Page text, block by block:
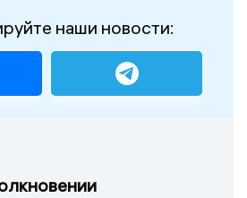
наши новости: